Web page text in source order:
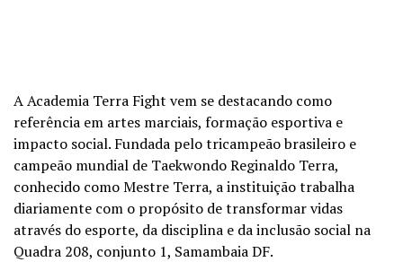
A Academia Terra Fight vem se destacando como
referência em artes marciais, formação esportiva e
impacto social. Fundada pelo tricampeão brasileiro e
campeão mundial de Taekwondo Reginaldo Terra,
conhecido como Mestre Terra, a instituição trabalha
diariamente com o propósito de transformar vidas
através do esporte, da disciplina e da inclusão social na
Quadra 208, conjunto 1, Samambaia DF.